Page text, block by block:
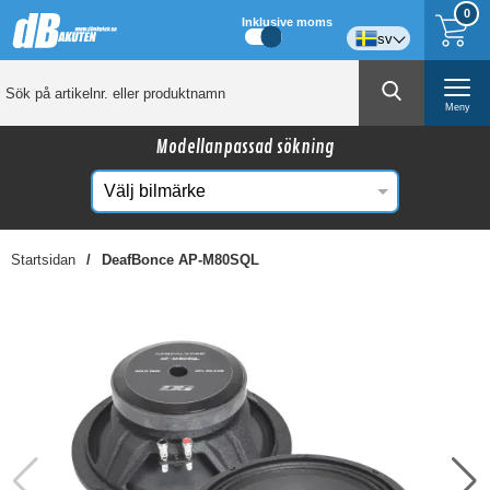
0
Inklusive moms
sv
Meny
Modellanpassad sökning
Startsidan DeafBonce AP-M80SQL
Kanske någon av dessa produkter kan intressera
dig?